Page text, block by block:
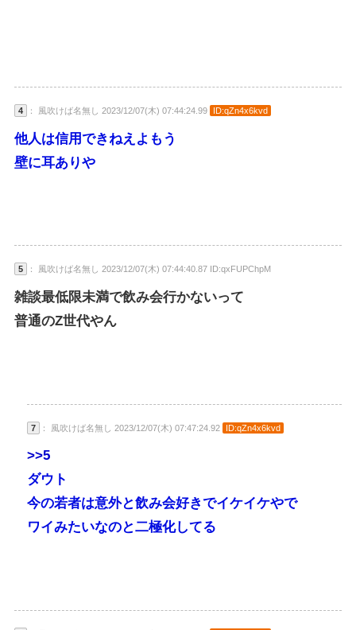
4 ： 風吹けば名無し 2023/12/07(木) 07:44:24.99 ID:qZn4x6kvd
他人は信用できねえよもう
壁に耳ありや
5 ： 風吹けば名無し 2023/12/07(木) 07:44:40.87 ID:qxFUPChpM
雑談最低限未満で飲み会行かないって
普通のZ世代やん
7 ： 風吹けば名無し 2023/12/07(木) 07:47:24.92 ID:qZn4x6kvd
>>5
ダウト
今の若者は意外と飲み会好きでイケイケやで
ワイみたいなのと二極化してる